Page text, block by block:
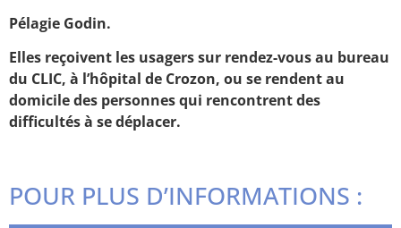
Pélagie Godin.
Elles reçoivent les usagers sur rendez-vous au bureau
du CLIC, à l’hôpital de Crozon, ou se rendent au
domicile des personnes qui rencontrent des
difficultés à se déplacer.
POUR PLUS D’INFORMATIONS :